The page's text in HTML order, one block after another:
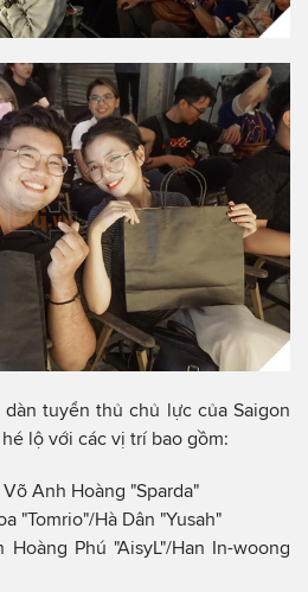
tuyển thủ chủ lực của Saigon
lộ với các vị trí bao gồm:
Anh Hoàng "Sparda"
"Tomrio"/Hà Dân "Yusah"
Hoàng Phú "AisyL"/Han In-woong